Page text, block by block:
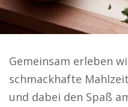
Gemeinsam erleben
schmackhafte
und dabei den Spaß